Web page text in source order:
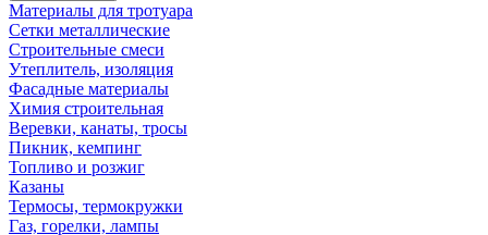
Материалы для тротуара
Сетки металлические
Строительные смеси
Утеплитель, изоляция
Фасадные материалы
Химия строительная
Веревки, канаты, тросы
Пикник, кемпинг
Топливо и розжиг
Казаны
Термосы, термокружки
Газ, горелки, лампы